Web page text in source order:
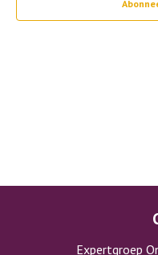
Expertgroep